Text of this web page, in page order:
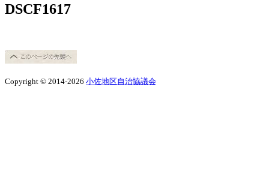
DSCF1617
Copyright © 2014-2026 小佐地区自治協議会